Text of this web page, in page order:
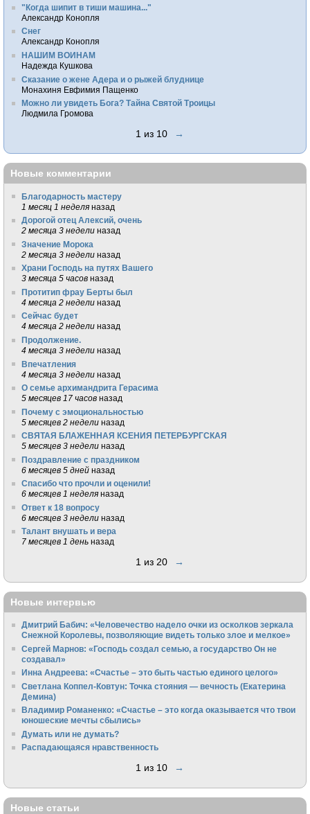
"Когда шипит в тиши машина..."
Александр Конопля
Снег
Александр Конопля
НАШИМ ВОИНАМ
Надежда Кушкова
Сказание о жене Адера и о рыжей блуднице
Монахиня Евфимия Пащенко
Можно ли увидеть Бога? Тайна Святой Троицы
Людмила Громова
1 из 10 →
Новые комментарии
Благодарность мастеру
1 месяц 1 неделя назад
Дорогой отец Алексий, очень
2 месяца 3 недели назад
Значение Морока
2 месяца 3 недели назад
Храни Господь на путях Вашего
3 месяца 5 часов назад
Протитип фрау Берты был
4 месяца 2 недели назад
Сейчас будет
4 месяца 2 недели назад
Продолжение.
4 месяца 3 недели назад
Впечатления
4 месяца 3 недели назад
О семье архимандрита Герасима
5 месяцев 17 часов назад
Почему с эмоциональностью
5 месяцев 2 недели назад
СВЯТАЯ БЛАЖЕННАЯ КСЕНИЯ ПЕТЕРБУРГСКАЯ
5 месяцев 3 недели назад
Поздравление с праздником
6 месяцев 5 дней назад
Спасибо что прочли и оценили!
6 месяцев 1 неделя назад
Ответ к 18 вопросу
6 месяцев 3 недели назад
Талант внушать и вера
7 месяцев 1 день назад
1 из 20 →
Новые интервью
Дмитрий Бабич: «Человечество надело очки из осколков зеркала
Снежной Королевы, позволяющие видеть только злое и мелкое»
Сергей Марнов: «Господь создал семью, а государство Он не
создавал»
Инна Андреева: «Счастье – это быть частью единого целого»
Светлана Коппел-Ковтун: Точка стояния — вечность (Екатерина
Демина)
Владимир Романенко: «Счастье – это когда оказывается что твои
юношеские мечты сбылись»
Думать или не думать?
Распадающаяся нравственность
1 из 10 →
Новые статьи